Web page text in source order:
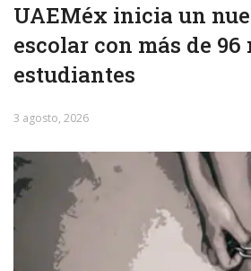
UAEMéx inicia un
escolar con más de 96
estudiantes
3 agosto, 2026